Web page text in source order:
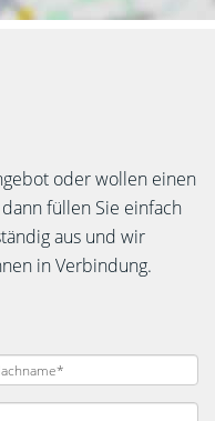
oder wollen einen
füllen Sie einfach
aus und wir
in Verbindung.